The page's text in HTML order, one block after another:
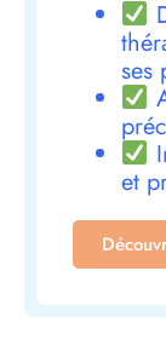
ses
et